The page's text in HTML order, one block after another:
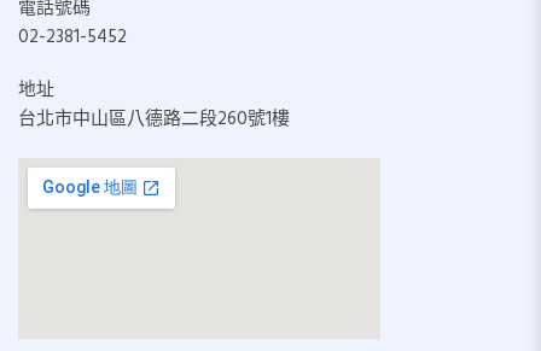
電話號碼
02-2381-5452
地址
台北市中山區八德路二段260號1樓